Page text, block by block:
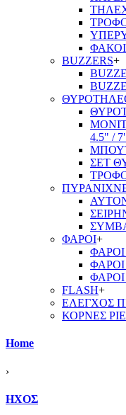
BUZZERS+
4.5" /
ΣΕΤ
ΦΑΡΟΙ+
ΦΑΡΟΙ
ΦΑΡΟΙ
FLASH+
ΕΛΕΓΧΟΣ
ΚΟΡΝΕΣ
Home
›
ΗΧΟΣ